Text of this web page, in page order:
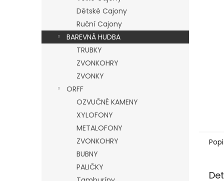
Dětské Cajony
Ruční Cajony
BAREVNÁ HUDBA
TRUBKY
ZVONKOHRY
ZVONKY
ORFF
OZVUČNÉ KAMENY
XYLOFONY
METALOFONY
ZVONKOHRY
BUBNY
PALIČKY